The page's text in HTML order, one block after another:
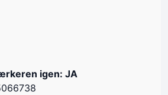
igen: JA